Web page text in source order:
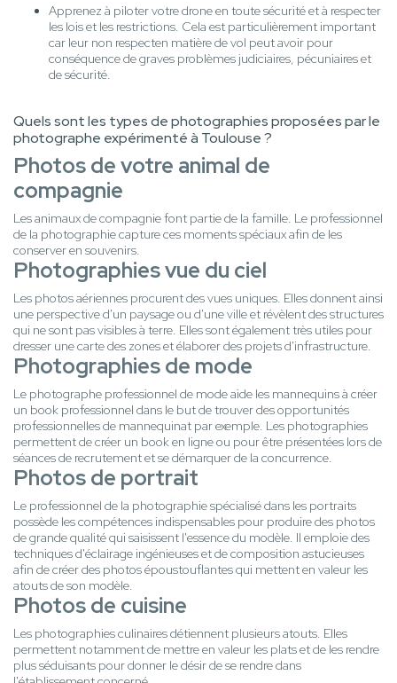
Apprenez à piloter votre drone en toute sécurité et à respecter
les lois et les restrictions. Cela est particulièrement important
car leur non respecten matière de vol peut avoir pour
conséquence de graves problèmes judiciaires, pécuniaires et
de sécurité.
Quels sont les types de photographies proposées par le
photographe expérimenté à Toulouse ?
Photos de votre animal de
compagnie
Les animaux de compagnie font partie de la famille. Le professionnel
de la photographie capture ces moments spéciaux afin de les
conserver en souvenirs.
Photographies vue du ciel
Les photos aériennes procurent des vues uniques. Elles donnent ainsi
une perspective d'un paysage ou d'une ville et révèlent des structures
qui ne sont pas visibles à terre. Elles sont également très utiles pour
dresser une carte des zones et élaborer des projets d'infrastructure.
Photographies de mode
Le photographe professionnel de mode aide les mannequins à créer
un book professionnel dans le but de trouver des opportunités
professionnelles de mannequinat par exemple. Les photographies
permettent de créer un book en ligne ou pour être présentées lors de
séances de recrutement et se démarquer de la concurrence.
Photos de portrait
Le professionnel de la photographie spécialisé dans les portraits
possède les compétences indispensables pour produire des photos
de grande qualité qui saisissent l'essence du modèle. Il emploie des
techniques d'éclairage ingénieuses et de composition astucieuses
afin de créer des photos époustouflantes qui mettent en valeur les
atouts de son modèle.
Photos de cuisine
Les photographies culinaires détiennent plusieurs atouts. Elles
permettent notamment de mettre en valeur les plats et de les rendre
plus séduisants pour donner le désir de se rendre dans